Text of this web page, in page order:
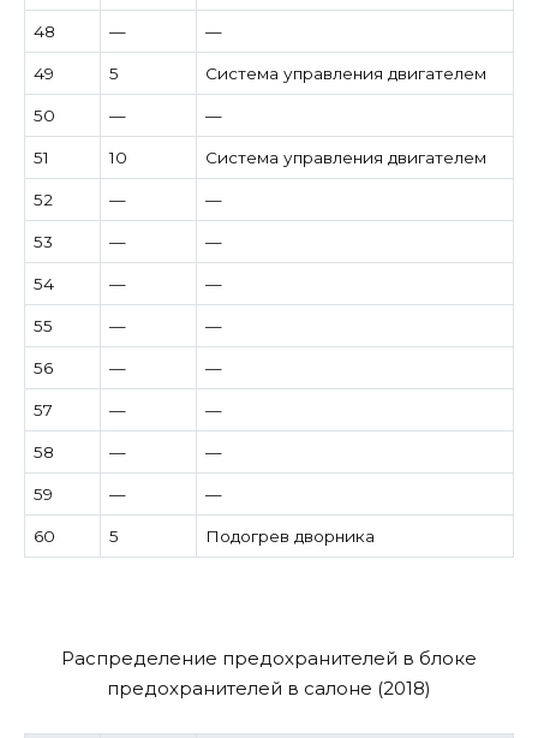
48 — —
49 5 Система управления двигателем
50 — —
51 10 Система управления двигателем
52 — —
53 — —
54 — —
55 — —
56 — —
57 — —
58 — —
59 — —
60 5 Подогрев дворника
Распределение предохранителей в блоке
предохранителей в салоне (2018)